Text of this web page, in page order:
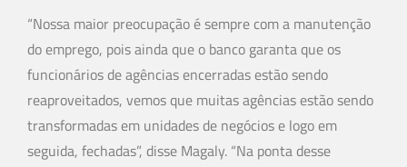
“Nossa maior preocupação é sempre com a manutenção
do emprego, pois ainda que o banco garanta que os
funcionários de agências encerradas estão sendo
reaproveitados, vemos que muitas agências estão sendo
transformadas em unidades de negócios e logo em
seguida, fechadas”, disse Magaly. “Na ponta desse